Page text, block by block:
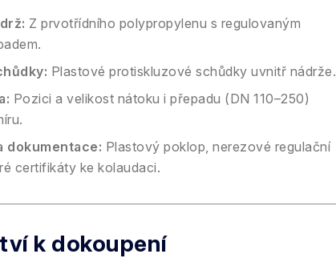
Z prvotřídního polypropylenu s regulovaným
Plastové protiskluzové schůdky uvnitř nádrže.
Pozici a velikost nátoku i přepadu (DN 110–250)
dokumentace: Plastový poklop, nerezové regulační
certifikáty ke kolaudaci.
k dokoupení